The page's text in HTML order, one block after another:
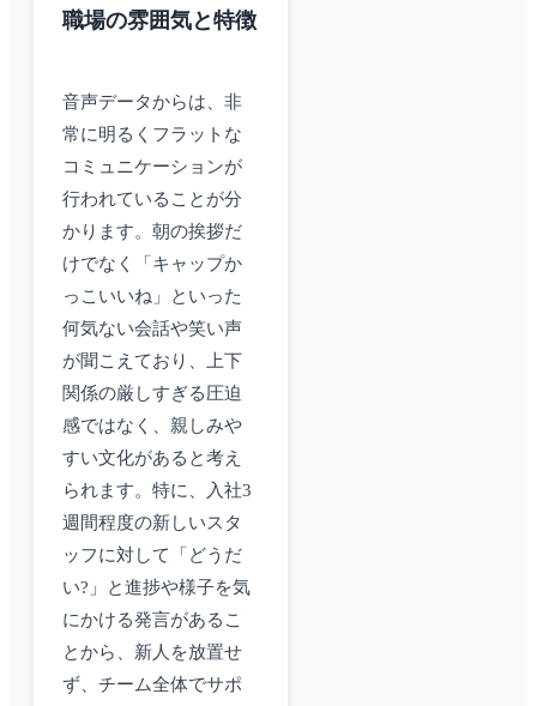
職場の雰囲気と特徴
音声データからは、非
常に明るくフラットな
コミュニケーションが
行われていることが分
かります。朝の挨拶だ
けでなく「キャップか
っこいいね」といった
何気ない会話や笑い声
が聞こえており、上下
関係の厳しすぎる圧迫
感ではなく、親しみや
すい文化があると考え
られます。特に、入社3
週間程度の新しいスタ
ッフに対して「どうだ
い?」と進捗や様子を気
にかける発言があるこ
とから、新人を放置せ
ず、チーム全体でサポ